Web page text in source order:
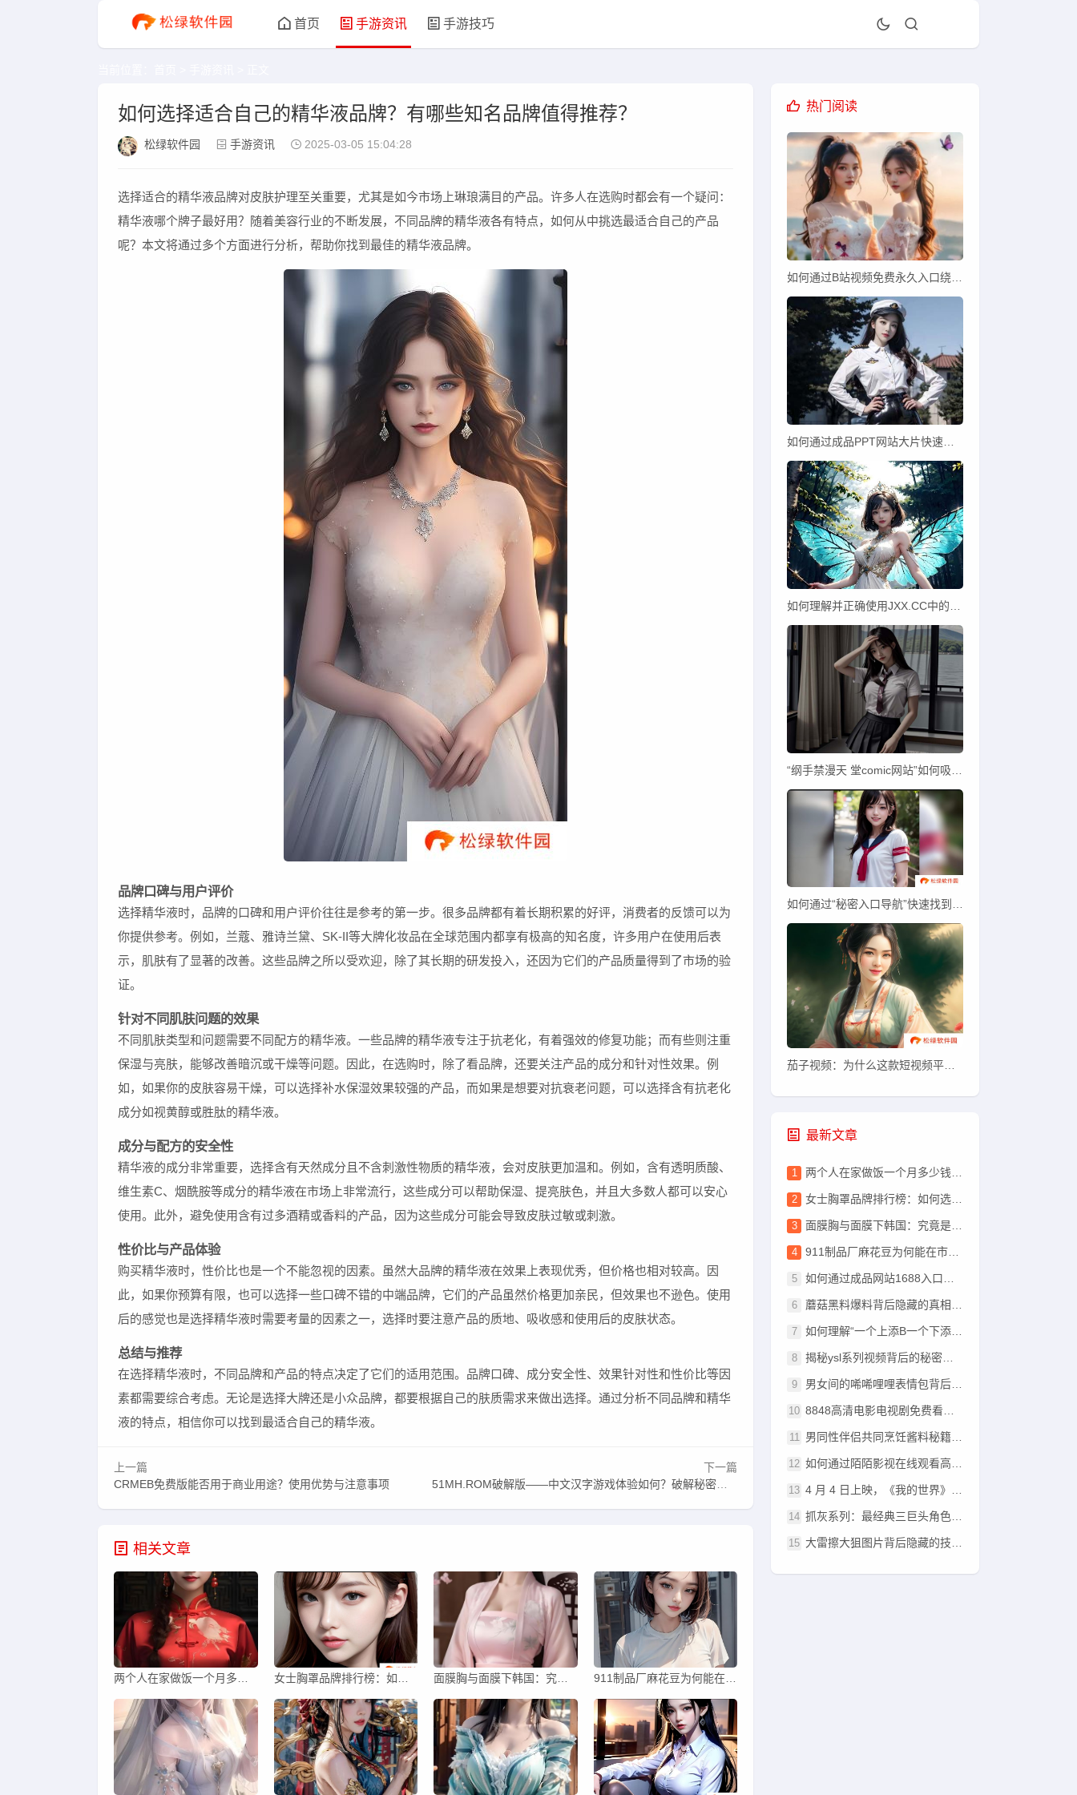
首页 手游资讯 手游技巧
如何选择适合自己的精华液品牌？有哪些知名品牌值得推荐？
松绿软件园 手游资讯 2025-03-05 15:04:28
选择适合的精华液品牌对皮肤护理至关重要，尤其是如今市场上琳琅满目的产品。许多人在选购时都会有一个疑问：
精华液哪个牌子最好用？随着美容行业的不断发展，不同品牌的精华液各有特点，如何从中挑选最适合自己的产品
呢？本文将通过多个方面进行分析，帮助你找到最佳的精华液品牌。
品牌口碑与用户评价
选择精华液时，品牌的口碑和用户评价往往是参考的第一步。很多品牌都有着长期积累的好评，消费者的反馈可以为
你提供参考。例如，兰蔻、雅诗兰黛、SK-II等大牌化妆品在全球范围内都享有极高的知名度，许多用户在使用后表
示，肌肤有了显著的改善。这些品牌之所以受欢迎，除了其长期的研发投入，还因为它们的产品质量得到了市场的验
证。
针对不同肌肤问题的效果
不同肌肤类型和问题需要不同配方的精华液。一些品牌的精华液专注于抗老化，有着强效的修复功能；而有些则注重
保湿与亮肤，能够改善暗沉或干燥等问题。因此，在选购时，除了看品牌，还要关注产品的成分和针对性效果。例
如，如果你的皮肤容易干燥，可以选择补水保湿效果较强的产品，而如果是想要对抗衰老问题，可以选择含有抗老化
成分如视黄醇或胜肽的精华液。
成分与配方的安全性
精华液的成分非常重要，选择含有天然成分且不含刺激性物质的精华液，会对皮肤更加温和。例如，含有透明质酸、
维生素C、烟酰胺等成分的精华液在市场上非常流行，这些成分可以帮助保湿、提亮肤色，并且大多数人都可以安心
使用。此外，避免使用含有过多酒精或香料的产品，因为这些成分可能会导致皮肤过敏或刺激。
性价比与产品体验
购买精华液时，性价比也是一个不能忽视的因素。虽然大品牌的精华液在效果上表现优秀，但价格也相对较高。因
此，如果你预算有限，也可以选择一些口碑不错的中端品牌，它们的产品虽然价格更加亲民，但效果也不逊色。使用
后的感觉也是选择精华液时需要考量的因素之一，选择时要注意产品的质地、吸收感和使用后的皮肤状态。
总结与推荐
在选择精华液时，不同品牌和产品的特点决定了它们的适用范围。品牌口碑、成分安全性、效果针对性和性价比等因
素都需要综合考虑。无论是选择大牌还是小众品牌，都要根据自己的肤质需求来做出选择。通过分析不同品牌和精华
液的特点，相信你可以找到最适合自己的精华液。
上一篇
CRMEB免费版能否用于商业用途？使用优势与注意事项
下一篇
51MH.ROM破解版——中文汉字游戏体验如何？破解秘密揭秘！
相关文章
911制品厂麻花豆为何能在市场上脱颖而出？了解它的独特优势和未来发展
热门阅读
如何通过“秘密入口导航”快速找到隐藏资源？探索有效使用技巧与安全性保障
最新文章
两个人在家做饭一个月多少钱合适？如何合理规划预算？
女士胸罩品牌排行榜：如何选择最适合你的胸罩品牌？
面膜胸与面膜下韩国：究竟是怎样的美丽秘密？
911制品厂麻花豆为何能在市场上脱颖而出？了解它的独特优势和未来发展
如何通过成品网站1688入口提高采购效率并找到优质供应商？
蘑菇黑料爆料背后隐藏的真相：究竟是怎样的“幕后黑手”？
如何理解“一个上添B一个下添”在设计和生活中的多重含义？
揭秘ysl系列视频背后的秘密，网友追捧背后真相究竟是什么？
男女间的唏唏哩哩表情包背后的含义之谜：如何用汉字探寻情感深意？
8848高清电影电视剧免费看，如何轻松享受最新影视资源？
男同性伴侣共同烹饪酱料秘籍——究竟是如何酱酱酿酿的呢？
如何通过陌陌影视在线观看高清完整版影片，享受流畅的观影体验？
4 月 4 日上映，《我的世界》大电影终极预告发布
抓灰系列：最经典三巨头角色再造——中华汉字艺术的奥秘何在？
大雷擦大狙图片背后隐藏的技巧与魅力，如何提高你的狙击水平？